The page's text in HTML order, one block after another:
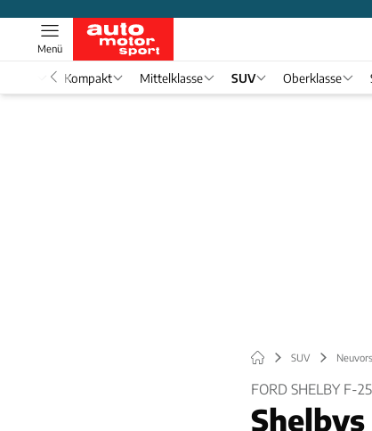
Menü
Kompakt Mittelklasse SUV Oberklasse
SUV
FORD SHELBY F-